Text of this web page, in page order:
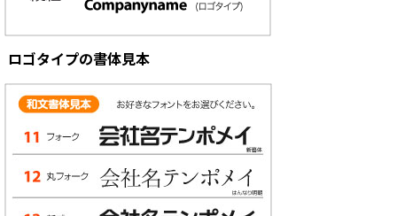
ロゴタイプの書体見本